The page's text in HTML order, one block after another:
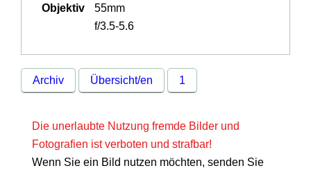
Objektiv
55mm
f/3.5-5.6
Archiv Übersicht/en 1
Die unerlaubte Nutzung fremde Bilder und
Fotografien ist verboten und strafbar!
Wenn Sie ein Bild nutzen möchten, senden Sie